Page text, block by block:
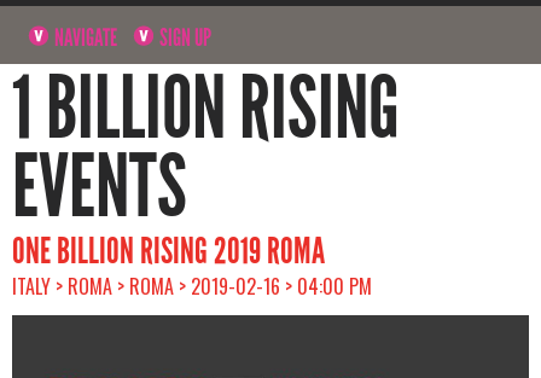
NAVIGATE SIGN UP
1 BILLION RISING
EVENTS
ONE BILLION RISING 2019 ROMA
ITALY > ROMA > ROMA > 2019-02-16 > 04:00 PM